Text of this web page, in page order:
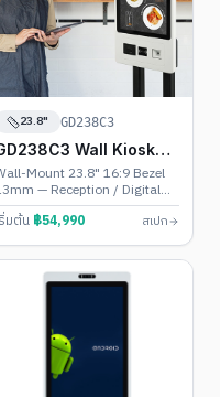
23.8" GD238C3
Wall Kiosk
Mount 23.8" 16:9 Bezel
— Reception / Digital
มต้น ฿54,990 สเปก